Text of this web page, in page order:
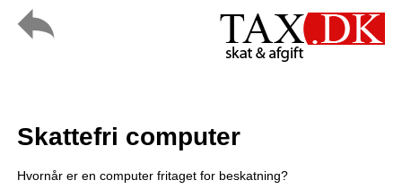
Skattefri computer
Hvornår er en computer fritaget for beskatning?